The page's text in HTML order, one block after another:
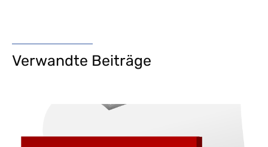
Verwandte Beiträge